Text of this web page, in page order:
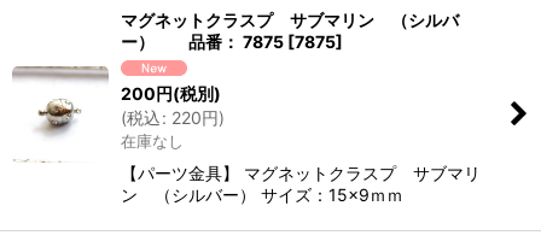
マグネットクラスプ サブマリン （シルバ
ー） 品番： 7875 [7875]
200円(税別)
(税込: 220円)
在庫なし
【パーツ金具】 マグネットクラスプ サブマリ
ン （シルバー） サイズ：15×9ｍｍ